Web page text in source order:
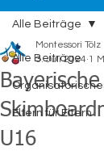
Alle Beiträge
Eltern für Eltern
Alle Beiträge
Bayerische
U16
Montessori Tölz
3. Juli 2024 1